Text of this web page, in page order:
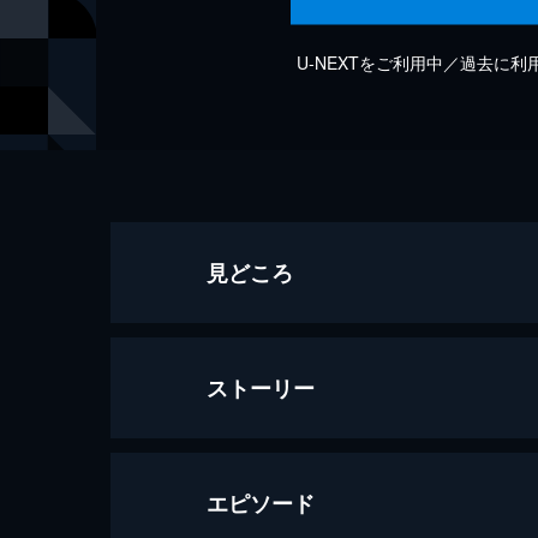
U-NEXTをご利用中／過去に利
見どころ
ストーリー
エピソード